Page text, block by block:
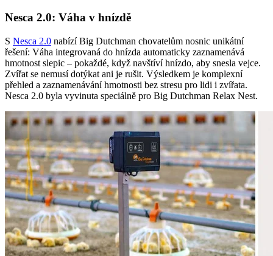
Nesca 2.0: Váha v hnízdě
S Nesca 2.0 nabízí Big Dutchman chovatelům nosnic unikátní
řešení: Váha integrovaná do hnízda automaticky zaznamenává
hmotnost slepic – pokaždé, když navštíví hnízdo, aby snesla vejce.
Zvířat se nemusí dotýkat ani je rušit. Výsledkem je komplexní
přehled a zaznamenávání hmotnosti bez stresu pro lidi i zvířata.
Nesca 2.0 byla vyvinuta speciálně pro Big Dutchman Relax Nest.